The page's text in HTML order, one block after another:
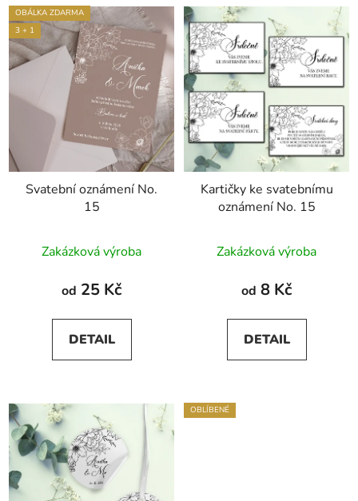
OBÁLKA ZDARMA
3 + 1
Svatební oznámení No.
15
hodnocení
produktu
5,0
z
Zakázková výroba
od 25 Kč
DETAIL
Kartičky ke svatebnímu
oznámení No. 15
Zakázková výroba
od 8 Kč
DETAIL
OBLÍBENÉ